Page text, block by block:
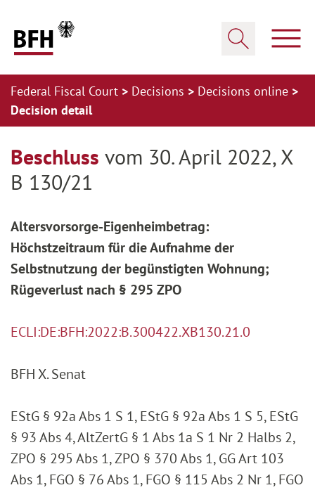
Federal Fiscal Court Decisions
Decisions online
Decision detail
Beschluss vom 30. April 2022, X
B 130/21
Altersvorsorge-Eigenheimbetrag:
Höchstzeitraum für die Aufnahme der
Selbstnutzung der begünstigten Wohnung;
Rügeverlust nach § 295 ZPO
ECLI:DE:BFH:2022:B.300422.XB130.21.0
BFH X. Senat
EStG § 92a Abs 1 S 1, EStG § 92a Abs 1 S 5, EStG
§ 93 Abs 4, AltZertG § 1 Abs 1a S 1 Nr 2 Halbs 2,
ZPO § 295 Abs 1, ZPO § 370 Abs 1, GG Art 103
Abs 1, FGO § 76 Abs 1, FGO § 115 Abs 2 Nr 1, FGO